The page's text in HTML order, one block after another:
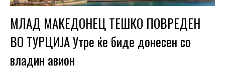
МЛАД МАКЕДОНЕЦ ТЕШКО ПОВРЕДЕН
ВО ТУРЦИЈА Утре ќе биде донесен со
владин авион